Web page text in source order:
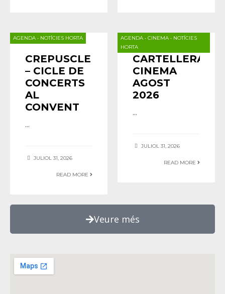
AGENDA • NOTÍCIES HORTA
CREPUSCLE
– CICLE DE
CONCERTS
AL
CONVENT
...
JULIOL 31, 2026
READ MORE
AGENDA •CINEMA • NOTÍCIES
HORTA
CARTELLERA
CINEMA
AGOST
2026
...
JULIOL 31, 2026
READ MORE
Veure més